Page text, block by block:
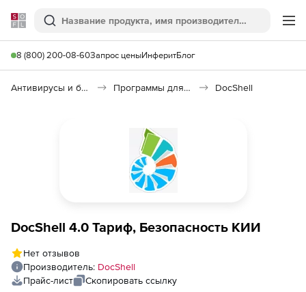
Softline
Поиск
8 (800) 200-08-60Запрос ценыИнферитБлог
Антивирусы и безопасность Программы для защиты информации DocShell
DocShell 4.0 Тариф, Безопасность КИИ
Нет отзывов
Производитель: DocShell
Прайс-лист
Скопировать ссылку